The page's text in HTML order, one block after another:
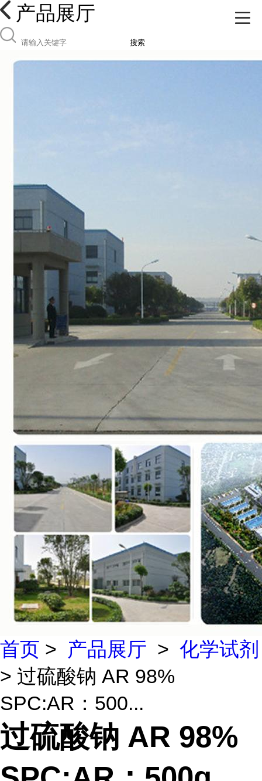
产品展厅
搜索
首页 > 产品展厅 > 化学试剂
> 过硫酸钠 AR 98%
SPC:AR：500...
过硫酸钠 AR 98%